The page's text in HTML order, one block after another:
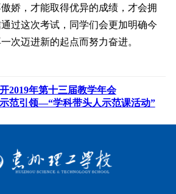
娇，才能取得优异的成绩，才会拥
过这次考试，同学们会更加明确今
次迈进新的起点而努力奋进。
2019年第十三届教学年会
范引领—“学科带头人示范课活动”